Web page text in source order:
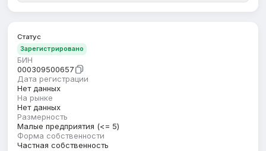
Статус
Зарегистрировано
БИН
000309500657
Дата регистрации
Нет данных
На рынке
Нет данных
Размерность
Малые предприятия (<= 5)
Форма собственности
Частная собственность